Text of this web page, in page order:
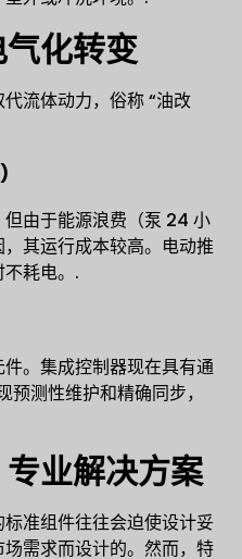
化转变
流体动力，俗称 “油改
)
由于能源浪费（泵 24 小
其运行成本较高。电动推
耗电。.
。集成控制器现在具有通
测性维护和精确同步，
业解决方案
准组件往往会迫使设计妥
需求而设计的。然而，特